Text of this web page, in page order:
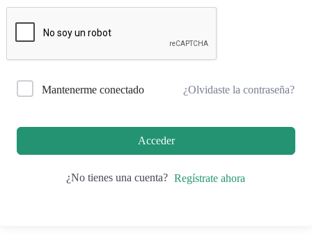
Mantenerme conectado ¿Olvidaste la contraseña?
Acceder
¿No tienes una cuenta? Regístrate ahora